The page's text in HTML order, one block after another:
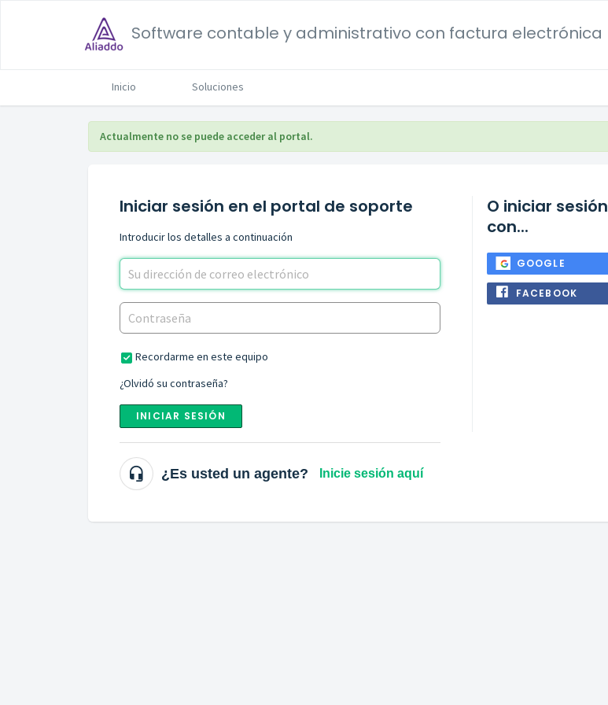
Software contable y administrativo con factura electrónica
Inicio Soluciones
Actualmente no se puede acceder al portal.
Iniciar sesión en el portal de soporte
Introducir los detalles a continuación
Recordarme en este equipo
¿Olvidó su contraseña?
INICIAR SESIÓN
¿Es usted un agente? Inicie sesión aquí
O iniciar sesión
con...
GOOGLE
FACEBOOK